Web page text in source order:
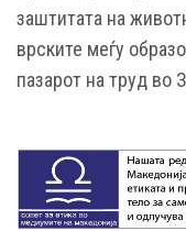
заштитата на
врските меѓу
пазарот на труд во